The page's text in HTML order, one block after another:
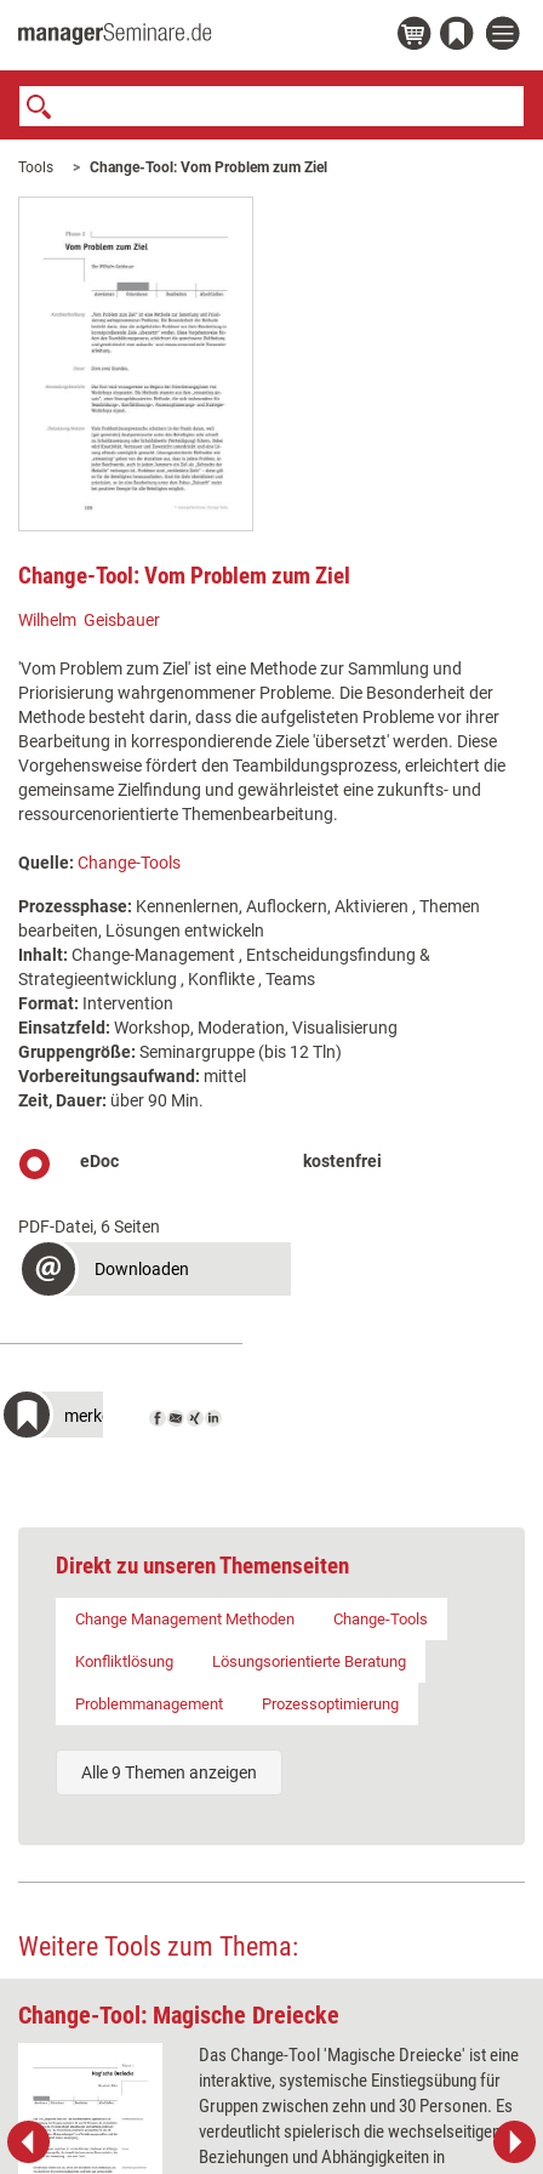
Tools Change-Tool: Vom Problem zum Ziel
Change-Tool: Vom Problem zum Ziel
Wilhelm Geisbauer
'Vom Problem zum Ziel' ist eine Methode zur Sammlung und
Priorisierung wahrgenommener Probleme. Die Besonderheit der
Methode besteht darin, dass die aufgelisteten Probleme vor ihrer
Bearbeitung in korrespondierende Ziele 'übersetzt' werden. Diese
Vorgehensweise fördert den Teambildungsprozess, erleichtert die
gemeinsame Zielfindung und gewährleistet eine zukunfts- und
ressourcenorientierte Themenbearbeitung.
Quelle: Change-Tools
Prozessphase: Kennenlernen, Auflockern, Aktivieren , Themen
bearbeiten, Lösungen entwickeln
Inhalt: Change-Management , Entscheidungsfindung &
Strategieentwicklung , Konflikte , Teams
Format: Intervention
Einsatzfeld: Workshop, Moderation, Visualisierung
Gruppengröße: Seminargruppe (bis 12 Tln)
Vorbereitungsaufwand: mittel
Zeit, Dauer: über 90 Min.
eDoc kostenfrei
PDF-Datei, 6 Seiten
Downloaden
merken
Direkt zu unseren Themenseiten
Change Management Methoden Change-Tools
Konfliktlösung Lösungsorientierte Beratung
Problemmanagement Prozessoptimierung
Alle 9 Themen anzeigen
Weitere Tools zum Thema:
Change-Tool: Magische Dreiecke
Das Change-Tool 'Magische Dreiecke' ist eine
interaktive, systemische Einstiegsübung für
Gruppen zwischen zehn und 30 Personen. Es
verdeutlicht spielerisch die wechselseitigen
Beziehungen und Abhängigkeiten in